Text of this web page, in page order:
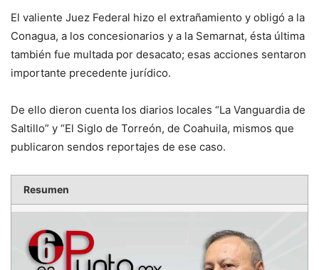
El valiente Juez Federal hizo el extrañamiento y obligó a la
Conagua, a los concesionarios y a la Semarnat, ésta última
también fue multada por desacato; esas acciones sentaron
importante precedente jurídico.
De ello dieron cuenta los diarios locales “La Vanguardia de
Saltillo” y “El Siglo de Torreón, de Coahuila, mismos que
publicaron sendos reportajes de ese caso.
Resumen